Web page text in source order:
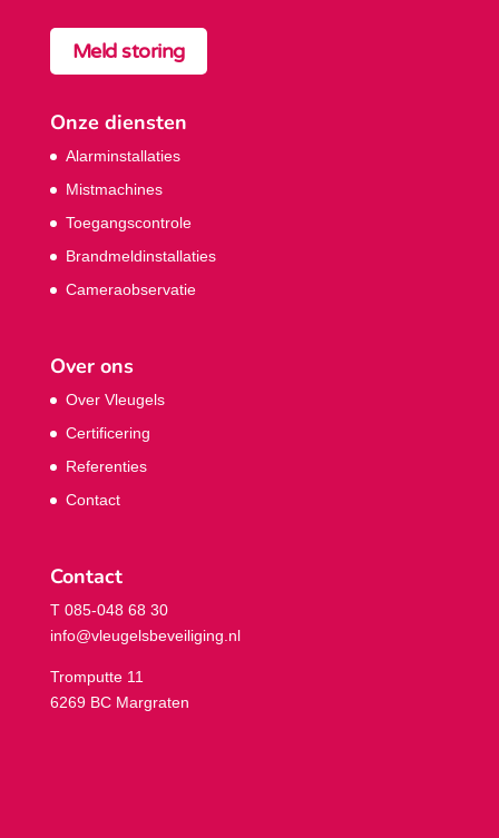
Meld storing
Onze diensten
Alarminstallaties
Mistmachines
Toegangscontrole
Brandmeldinstallaties
Cameraobservatie
Over ons
Over Vleugels
Certificering
Referenties
Contact
Contact
T 085-048 68 30
info@vleugelsbeveiliging.nl
Tromputte 11
6269 BC Margraten